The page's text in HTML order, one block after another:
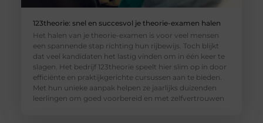
123theorie: snel en succesvol je theorie-examen halen
Het halen van je theorie-examen is voor veel mensen
een spannende stap richting hun rijbewijs. Toch blijkt
dat veel kandidaten het lastig vinden om in één keer te
slagen. Het bedrijf 123theorie speelt hier slim op in door
efficiënte en praktijkgerichte cursussen aan te bieden.
Met hun unieke aanpak helpen ze jaarlijks duizenden
leerlingen om goed voorbereid en met zelfvertrouwen